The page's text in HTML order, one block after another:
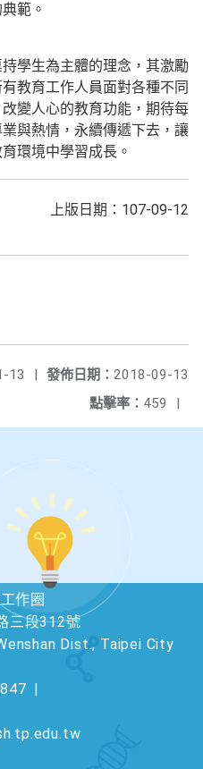
範。
學生為主體的理念，其激勵
教育工作人員面對各種不同
變人心的教育功能，期待每
與熱情，永續傳遞下去，讓
環境中學習成長。
上版日期：107-09-12
發佈日期： 2018-09-13
13
|
點擊率： 459 |
作圈
三段312號
Dist., Taipei City
|